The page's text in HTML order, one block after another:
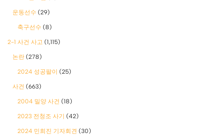
운동선수 (29)
축구선수 (8)
2-1 사건 사고 (1,115)
논란 (278)
2024 성공팔이 (25)
사건 (663)
2004 밀양 사건 (18)
2023 전청조 사기 (42)
2024 민희진 기자회견 (30)